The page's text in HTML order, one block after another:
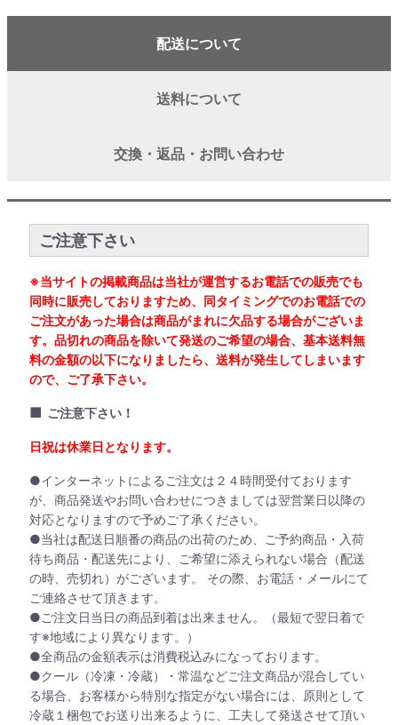
配送について
送料について
交換・返品・お問い合わせ
ご注意下さい
※当サイトの掲載商品は当社が運営するお電話での販売でも
同時に販売しておりますため、同タイミングでのお電話での
ご注文があった場合は商品がまれに欠品する場合がございま
す。品切れの商品を除いて発送のご希望の場合、基本送料無
料の金額の以下になりましたら、送料が発生してしまいます
ので、ご了承下さい。
■ ご注意下さい！
日祝は休業日となります。
●インターネットによるご注文は２４時間受付ております
が、商品発送やお問い合わせにつきましては翌営業日以降の
対応となりますので予めご了承ください。
●当社は配送日順番の商品の出荷のため、ご予約商品・入荷
待ち商品・配送先により、ご希望に添えられない場合（配送
の時、売切れ）がございます。 その際、お電話・メールにて
ご連絡させて頂きます。
●ご注文日当日の商品到着は出来ません。（最短で翌日着で
す※地域により異なります。）
●全商品の金額表示は消費税込みになっております。
●クール（冷凍・冷蔵）・常温などご注文商品が混合してい
る場合、お客様から特別な指定がない場合には、原則として
冷蔵１梱包でお送り出来るように、工夫して発送させて頂い